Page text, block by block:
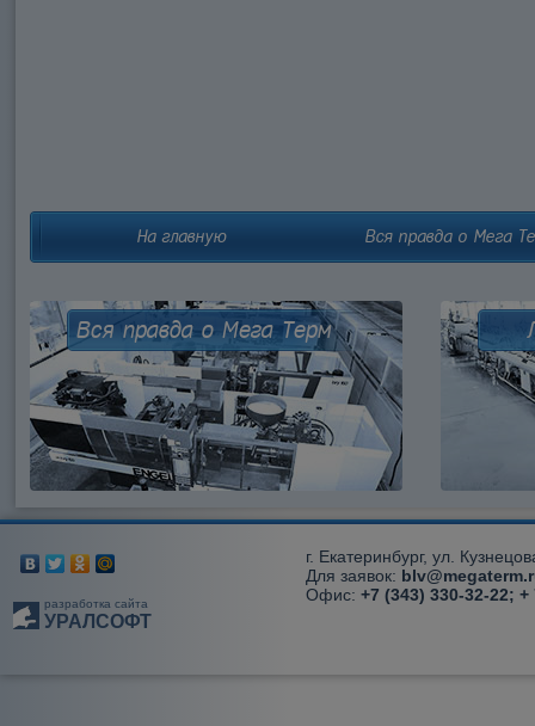
На главную Вся правда о Мега
Вся правда о Мега Терм
разработка сайта
УРАЛСОФТ
г. Екатеринбург, ул.
Для заявок:
Офис: +7 (343) 330-32-22;